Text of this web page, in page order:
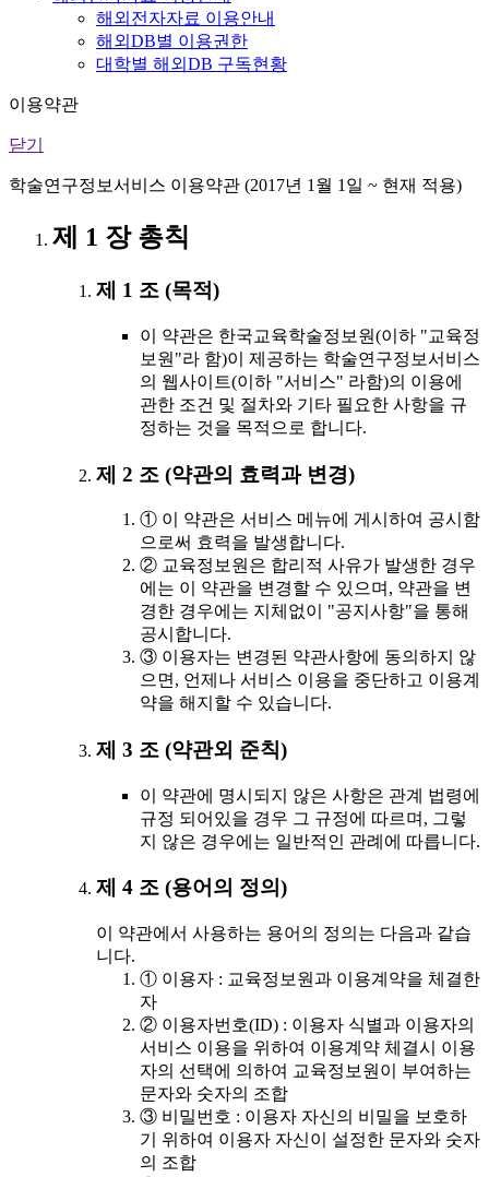
해외전자자료 이용안내
해외DB별 이용권한
대학별 해외DB 구독현황
이용약관
닫기
학술연구정보서비스 이용약관 (2017년 1월 1일 ~ 현재 적용)
제 1 장 총칙
제 1 조 (목적)
이 약관은 한국교육학술정보원(이하 "교육정
보원"라 함)이 제공하는 학술연구정보서비스
의 웹사이트(이하 "서비스" 라함)의 이용에
관한 조건 및 절차와 기타 필요한 사항을 규
정하는 것을 목적으로 합니다.
제 2 조 (약관의 효력과 변경)
① 이 약관은 서비스 메뉴에 게시하여 공시함
으로써 효력을 발생합니다.
② 교육정보원은 합리적 사유가 발생한 경우
에는 이 약관을 변경할 수 있으며, 약관을 변
경한 경우에는 지체없이 "공지사항"을 통해
공시합니다.
③ 이용자는 변경된 약관사항에 동의하지 않
으면, 언제나 서비스 이용을 중단하고 이용계
약을 해지할 수 있습니다.
제 3 조 (약관외 준칙)
이 약관에 명시되지 않은 사항은 관계 법령에
규정 되어있을 경우 그 규정에 따르며, 그렇
지 않은 경우에는 일반적인 관례에 따릅니다.
제 4 조 (용어의 정의)
이 약관에서 사용하는 용어의 정의는 다음과 같습
니다.
① 이용자 : 교육정보원과 이용계약을 체결한
자
② 이용자번호(ID) : 이용자 식별과 이용자의
서비스 이용을 위하여 이용계약 체결시 이용
자의 선택에 의하여 교육정보원이 부여하는
문자와 숫자의 조합
③ 비밀번호 : 이용자 자신의 비밀을 보호하
기 위하여 이용자 자신이 설정한 문자와 숫자
의 조합